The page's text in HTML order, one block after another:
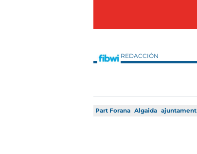
REDACCIÓN
Part Forana Algaida ajuntament